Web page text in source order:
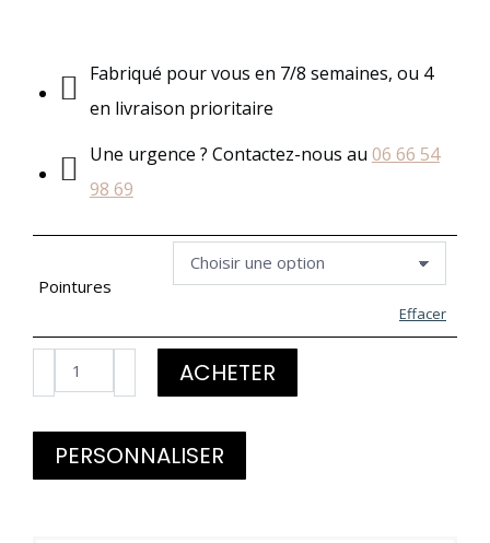
Fabriqué pour vous en 7/8 semaines, ou 4
en livraison prioritaire
Une urgence ? Contactez-nous au 06 66 54
98 69
Pointures
Effacer
quantité
de
Bottes
plateforme
ACHETER
PERSONNALISER